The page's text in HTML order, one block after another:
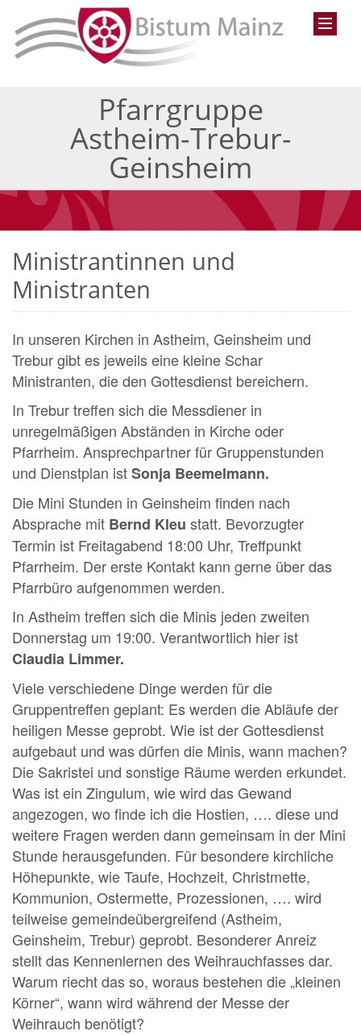
Pfarrgruppe
Astheim-Trebur-
Geinsheim
Ministrantinnen und
Ministranten
In unseren Kirchen in Astheim, Geinsheim und
Trebur gibt es jeweils eine kleine Schar
Ministranten, die den Gottesdienst bereichern.
In Trebur treffen sich die Messdiener in
unregelmäßigen Abständen in Kirche oder
Pfarrheim. Ansprechpartner für Gruppenstunden
und Dienstplan istSonja Beemelmann.
Die Mini Stunden in Geinsheim finden nach
Absprache mit Bernd Kleu statt. Bevorzugter
Termin ist Freitagabend 18:00 Uhr, Treffpunkt
Pfarrheim. Der erste Kontakt kann gerne über das
Pfarrbüro aufgenommen werden.
In Astheim treffen sich die Minis jeden zweiten
Donnerstag um 19:00. Verantwortlich hier ist
Claudia Limmer.
Viele verschiedene Dinge werden für die
Gruppentreffen geplant: Es werden die Abläufe der
heiligen Messe geprobt. Wie ist der Gottesdienst
aufgebaut und was dürfen die Minis, wann machen?
Die Sakristei und sonstige Räume werden erkundet.
Was ist ein Zingulum, wie wird das Gewand
angezogen, wo finde ich die Hostien, …. diese und
weitere Fragen werden dann gemeinsam in der Mini
Stunde herausgefunden. Für besondere kirchliche
Höhepunkte, wie Taufe, Hochzeit, Christmette,
Kommunion, Ostermette, Prozessionen, …. wird
teilweise gemeindeübergreifend (Astheim,
Geinsheim, Trebur) geprobt. Besonderer Anreiz
stellt das Kennenlernen des Weihrauchfasses dar.
Warum riecht das so, woraus bestehen die „kleinen
Körner“, wann wird während der Messe der
Weihrauch benötigt?